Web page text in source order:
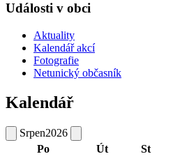
Události v obci
Aktuality
Kalendář akcí
Fotografie
Netunický občasník
Kalendář
Srpen2026
Po
Út St